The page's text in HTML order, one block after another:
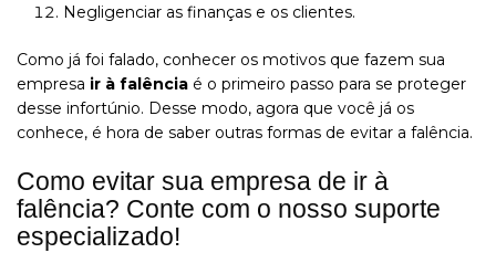
Negligenciar as finanças e os clientes.
Como já foi falado, conhecer os motivos que fazem sua
empresa ir à falência é o primeiro passo para se proteger
desse infortúnio. Desse modo, agora que você já os
conhece, é hora de saber outras formas de evitar a falência.
Como evitar sua empresa de ir à
falência? Conte com o nosso suporte
especializado!